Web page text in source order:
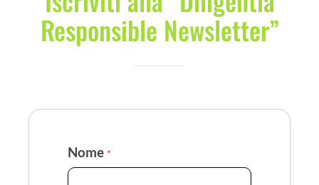
Responsible Newsletter”
Nome *